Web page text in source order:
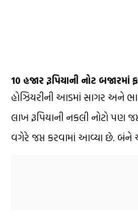
10 હજાર રૂપિયાની નોટ બજારમાં
હોઝિયરીની આડમાં સાગર અને
લાખ રૂપિયાની નકલી નોટો પણ
વગેરે જપ્ત કરવામાં આવ્યા છે. બંને